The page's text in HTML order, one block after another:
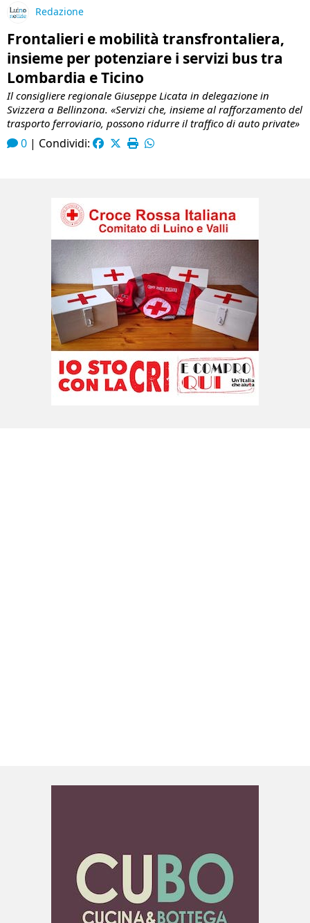
Redazione
Frontalieri e mobilità transfrontaliera,
insieme per potenziare i servizi bus tra
Lombardia e Ticino
Il consigliere regionale Giuseppe Licata in delegazione in
Svizzera a Bellinzona. «Servizi che, insieme al rafforzamento del
trasporto ferroviario, possono ridurre il traffico di auto private»
0 | Condividi: